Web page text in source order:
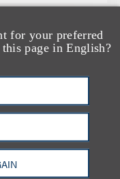
for your preferred
page in English?
斯
代表处